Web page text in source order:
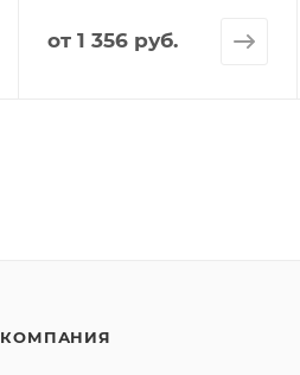
от 1 356 руб.
КОМПАНИЯ